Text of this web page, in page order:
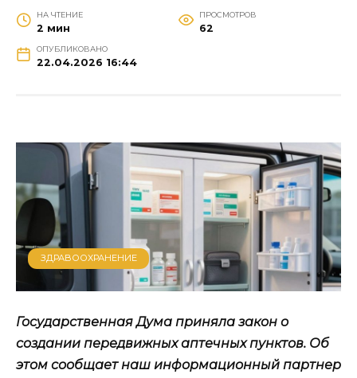
НА ЧТЕНИЕ
2 мин
ПРОСМОТРОВ
62
ОПУБЛИКОВАНО
22.04.2026 16:44
ЗДРАВООХРАНЕНИЕ
Государственная Дума приняла закон о
создании передвижных аптечных пунктов. Об
этом сообщает наш информационный партнер